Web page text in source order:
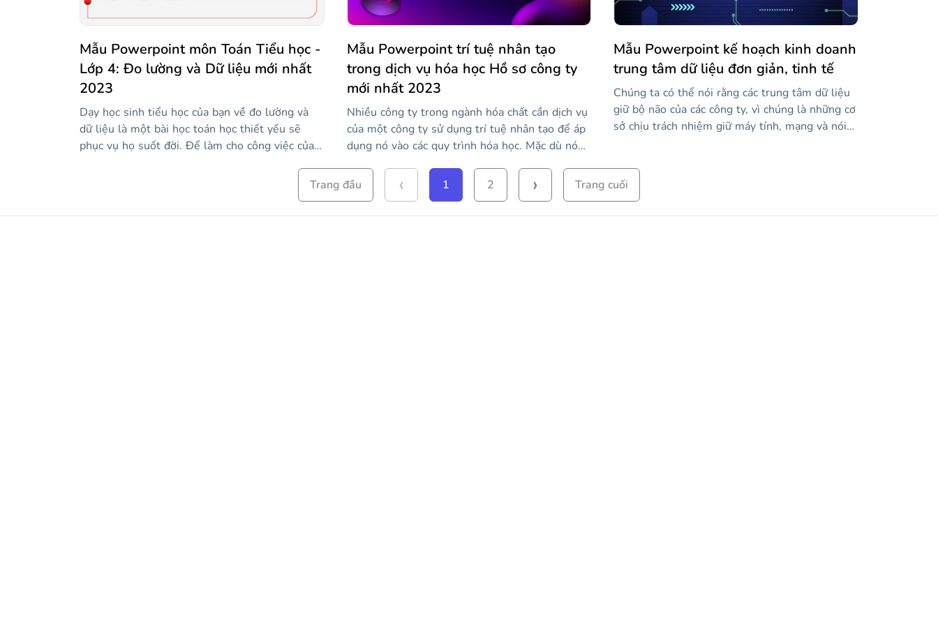
Mẫu Powerpoint môn Toán Tiểu học -
Lớp 4: Đo lường và Dữ liệu mới nhất
2023
Dạy học sinh tiểu học của bạn về đo lường và
dữ liệu là một bài học toán học thiết yếu sẽ
phục vụ họ suốt đời. Để làm cho công việc của
bằng màu đỏ và trắng, trong đó bạn có thể giới
thiệu chủ đề, giải thích các hoạt động và đề xuất
các bài tập trắc nghiệm, đúng và sai, so sánh và
Mẫu Powerpoint trí tuệ nhân tạo
trong dịch vụ hóa học Hồ sơ công ty
mới nhất 2023
Nhiều công ty trong ngành hóa chất cần dịch vụ
của một công ty sử dụng trí tuệ nhân tạo để áp
dụng nó vào các quy trình hóa học. Mặc dù nó
riêng cho nó, như công ty của bạn mà bạn sắp
trình bày với mẫu hiện đại này. Nói về những gì
công ty trí tuệ nhân tạo của bạn làm cụ thể và
Mẫu Powerpoint kế hoạch kinh doanh
trung tâm dữ liệu đơn giản, tinh tế
Chúng ta có thể nói rằng các trung tâm dữ liệu
giữ bộ não của các công ty, vì chúng là những cơ
sở chịu trách nhiệm giữ máy tính, mạng và nói
vì nó có thể có nghĩa là sự kết thúc của một
công ty. Nhưng điều đó sẽ không xảy ra, bởi vì
Trang đầu ‹ 1 2 › Trang cuối